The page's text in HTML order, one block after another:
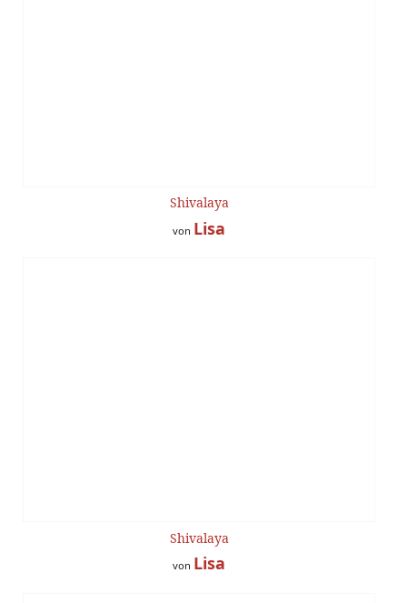
Shivalaya
von Lisa
Shivalaya
von Lisa